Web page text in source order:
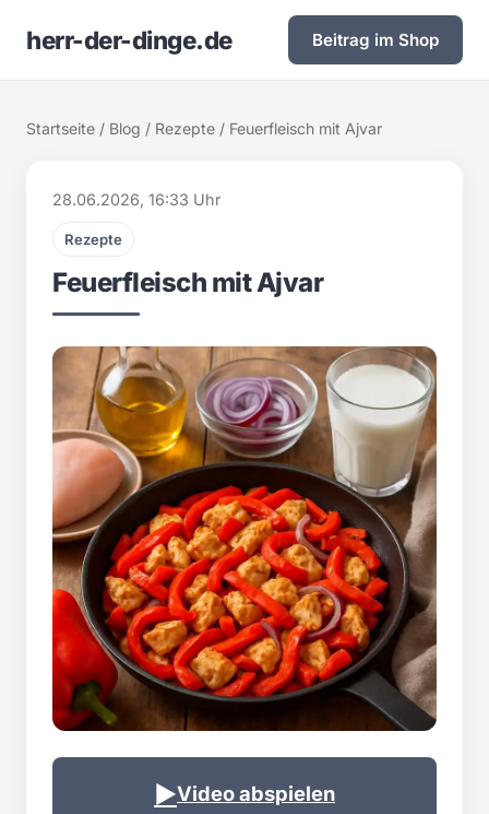
herr-der-dinge.de Beitrag im Shop
Startseite / Blog / Rezepte / Feuerfleisch mit Ajvar
28.06.2026, 16:33 Uhr
Rezepte
Feuerfleisch mit Ajvar
▶Video abspielen